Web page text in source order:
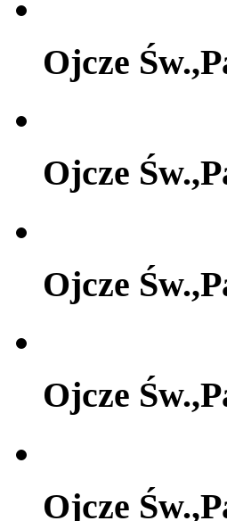
Ojcze
Ojcze
Ojcze
Ojcze
Ojcze